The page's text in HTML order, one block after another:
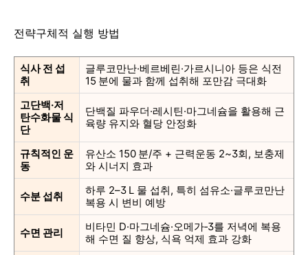
전략구체적 실행 방법
식사 전 섭
취
글루코만난·베르베린·가르시니아 등은 식전
15 분에 물과 함께 섭취해 포만감 극대화
고단백·저
탄수화물 식
단
단백질 파우더·레시틴·마그네슘을 활용해 근
육량 유지와 혈당 안정화
규칙적인 운
동
유산소 150 분/주 + 근력운동 2~3회, 보충제
와 시너지 효과
수분 섭취
하루 2–3 L 물 섭취, 특히 섬유소·글루코만난
복용 시 변비 예방
수면 관리
비타민 D·마그네슘·오메가‑3를 저녁에 복용
해 수면 질 향상, 식욕 억제 효과 강화